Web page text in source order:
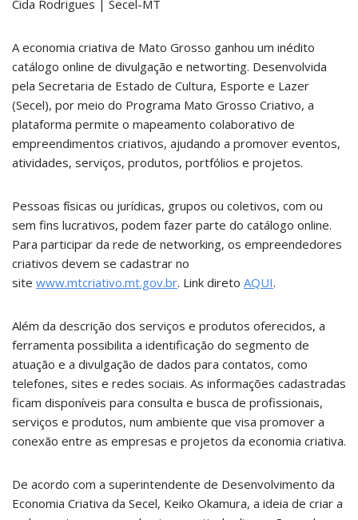
Cida Rodrigues | Secel-MT
A economia criativa de Mato Grosso ganhou um inédito
catálogo online de divulgação e networting. Desenvolvida
pela Secretaria de Estado de Cultura, Esporte e Lazer
(Secel), por meio do Programa Mato Grosso Criativo, a
plataforma permite o mapeamento colaborativo de
empreendimentos criativos, ajudando a promover eventos,
atividades, serviços, produtos, portfólios e projetos.
Pessoas físicas ou jurídicas, grupos ou coletivos, com ou
sem fins lucrativos, podem fazer parte do catálogo online.
Para participar da rede de networking, os empreendedores
criativos devem se cadastrar no
site www.mtcriativo.mt.gov.br. Link direto AQUI.
Além da descrição dos serviços e produtos oferecidos, a
ferramenta possibilita a identificação do segmento de
atuação e a divulgação de dados para contatos, como
telefones, sites e redes sociais. As informações cadastradas
ficam disponíveis para consulta e busca de profissionais,
serviços e produtos, num ambiente que visa promover a
conexão entre as empresas e projetos da economia criativa.
De acordo com a superintendente de Desenvolvimento da
Economia Criativa da Secel, Keiko Okamura, a ideia de criar a